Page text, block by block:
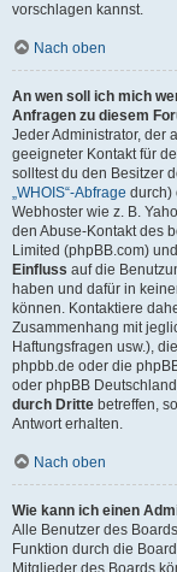
vorschlagen kannst.
Nach oben
An wen soll ich mich
Anfragen zu diesem
Jeder Administrator, der
geeigneter Kontakt für
solltest du den Besitzer
„WHOIS“-Abfrage durch)
Webhoster wie z. B.
den Abuse-Kontakt des
Limited (phpBB.com)
Einfluss auf die
haben und dafür in
können. Kontaktiere
Zusammenhang mit
Haftungsfragen usw.), die
phpbb.de oder die
oder phpBB
durch Dritte betreffen,
Antwort erhalten.
Nach oben
Wie kann ich einen
Alle Benutzer des
Funktion durch die
Mitglieder des Boards